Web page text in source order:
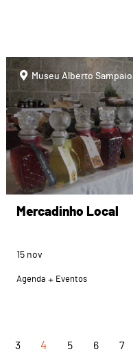
pageMuseu Alberto Sampaio
Mercadinho Local
15 nov
Agenda Eventos
3 4 5 6 7